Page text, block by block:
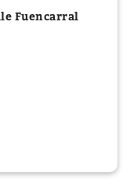
Fuencarral